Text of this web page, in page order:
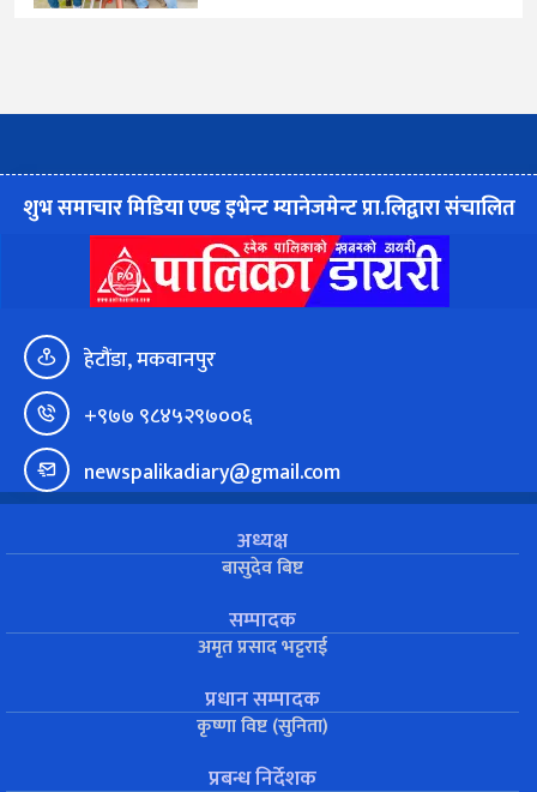
शुभ समाचार मिडिया एण्ड इभेन्ट म्यानेजमेन्ट प्रा.लिद्वारा संचालित
हेटौंडा, मकवानपुर
+९७७ ९८४५२९७००६
newspalikadiary@gmail.com
अध्यक्ष
बासुदेव बिष्ट
सम्पादक
अमृत प्रसाद भट्टराई
प्रधान सम्पादक
कृष्णा विष्ट (सुनिता)
प्रबन्ध निर्देशक